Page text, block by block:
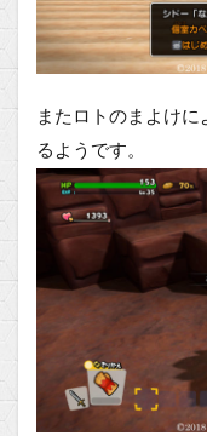
またロトのまよけ
るようです。